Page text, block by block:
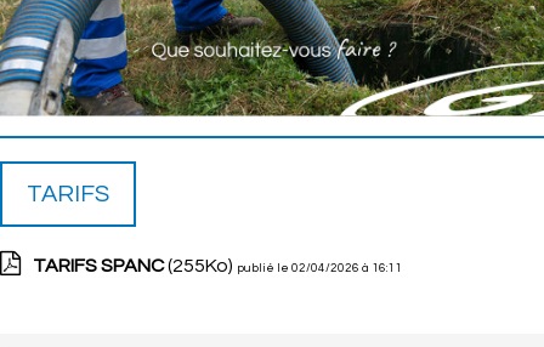
TARIFS
TARIFS SPANC(255Ko) publié le 02/04/2026 à 16:11